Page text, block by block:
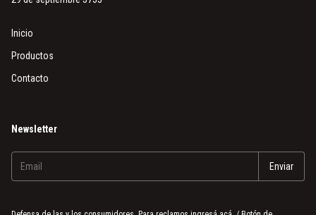
Inicio
Productos
Contacto
Newsletter